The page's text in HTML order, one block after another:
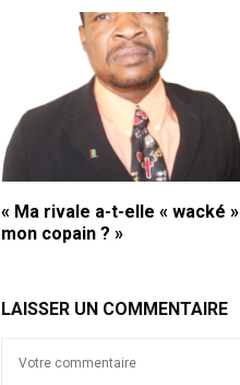
« Ma rivale a-t-elle « wacké »
mon copain ? »
LAISSER UN COMMENTAIRE